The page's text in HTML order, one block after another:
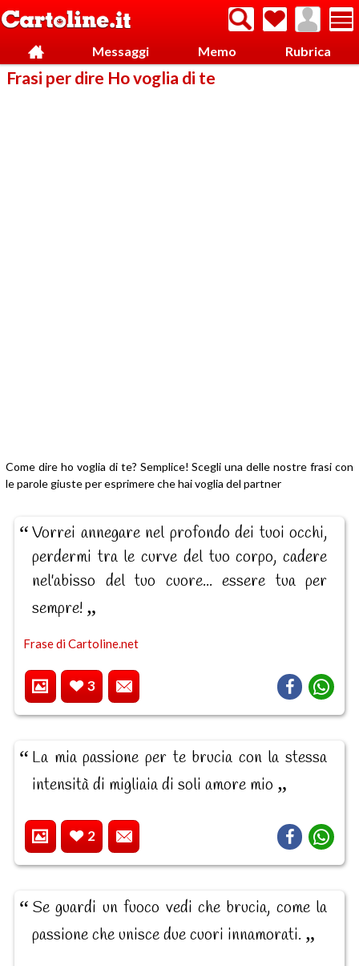
Messaggi Memo Rubrica
Frasi per dire Ho voglia di te
Come dire ho voglia di te? Semplice! Scegli una delle nostre frasi con
le parole giuste per esprimere che hai voglia del partner
Vorrei annegare nel profondo dei tuoi occhi,
perdermi tra le curve del tuo corpo, cadere
nel'abisso del tuo cuore... essere tua per
sempre!
Frase di Cartoline.net
3
La mia passione per te brucia con la stessa
intensità di migliaia di soli amore mio
2
Se guardi un fuoco vedi che brucia, come la
passione che unisce due cuori innamorati.